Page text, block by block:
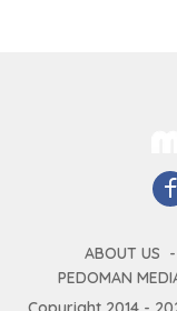
ABOUT US
PEDOMAN